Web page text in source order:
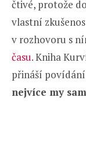
čtivé, protože
vlastní
v rozhovoru s
času. Kniha
přináší
nejvíce my